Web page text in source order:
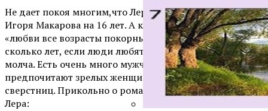
Не дает покоя многим,что Лера старше своего мужа
Игоря Макарова на 16 лет. А как же поговорка, что
«любви все возрасты покорны»? Какая разница, кому
сколько лет, если люди любят друг друга! Завидуйте
молча. Есть очень много мужчин, которые
предпочитают зрелых женщин с опытом, нежели своих
сверстниц. Прикольно о романе с мужем сказала сама
Лера: